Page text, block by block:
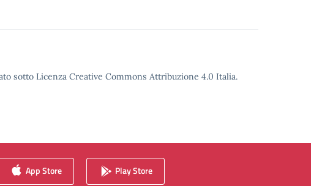
sotto Licenza Creative Commons Attribuzione 4.0 Italia.
App Store Play Store